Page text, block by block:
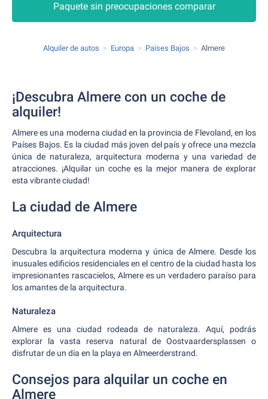
Paquete sin preocupaciones comparar
Alquiler de autos Europa Paises Bajos Almere
¡Descubra Almere con un coche de
alquiler!
Almere es una moderna ciudad en la provincia de Flevoland, en los
Países Bajos. Es la ciudad más joven del país y ofrece una mezcla
única de naturaleza, arquitectura moderna y una variedad de
atracciones. ¡Alquilar un coche es la mejor manera de explorar
esta vibrante ciudad!
La ciudad de Almere
Arquitectura
Descubra la arquitectura moderna y única de Almere. Desde los
inusuales edificios residenciales en el centro de la ciudad hasta los
impresionantes rascacielos, Almere es un verdadero paraíso para
los amantes de la arquitectura.
Naturaleza
Almere es una ciudad rodeada de naturaleza. Aquí, podrás
explorar la vasta reserva natural de Oostvaardersplassen o
disfrutar de un día en la playa en Almeerderstrand.
Consejos para alquilar un coche en
Almere